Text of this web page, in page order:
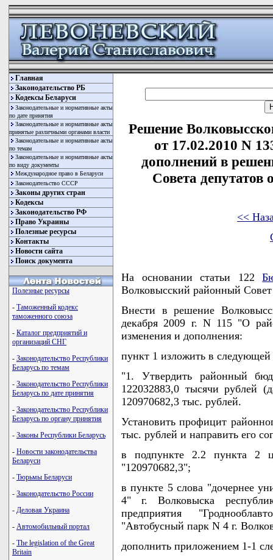
Главная
Законодательство РБ
Кодексы Беларуси
Законодательные и нормативные акты
по дате принятия
Законодательные и нормативные акты
принятые различными органами власти
Законодательные и нормативные акты
по темам
Законодательные и нормативные акты
по виду документы
Международное право в Беларуси
Законодательство СССР
Законы других стран
Кодексы
Законодательство РФ
Право Украины
Полезные ресурсы
Контакты
Новости сайта
Поиск документа
Полезные ресурсы
- Таможенный кодекс
таможенного союза
- Каталог предприятий и
организаций СНГ
- Законодательство Республики
Беларусь по темам
- Законодательство Республики
Беларусь по дате принятия
- Законодательство Республики
Беларусь по органу принятия
- Законы Республики Беларусь
- Новости законодательства
Беларуси
- Тюрьмы Беларуси
- Законодательство России
- Деловая Украина
- Автомобильный портал
- The legislation of the Great
Britain
Решение
от 17.02.2010 N
дополнений в
Совета депутатов
<<
На основании статьи 122
Волковысский районный
Внести в решение
декабря 2009 г. N 115 "О
изменения и дополнения:
пункт 1 изложить в следующей
"1. Утвердить районный
122032883,0 тысячи рублей
120970682,3 тыс. рублей.
Установить профицит
тыс. рублей и направить его
в подпункте 2.2 пункта 2
"120970682,3";
в пункте 5 слова "дочернее
4" г. Волковыска
предприятия
"Автобусный парк N 4 г.
дополнить приложением 1-1